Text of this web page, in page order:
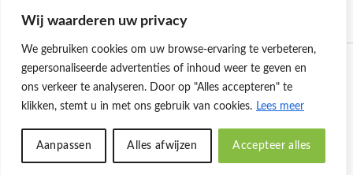
Wij waarderen uw privacy
We gebruiken cookies om uw browse-ervaring te verbeteren,
gepersonaliseerde advertenties of inhoud weer te geven en
ons verkeer te analyseren. Door op "Alles accepteren" te
klikken, stemt u in met ons gebruik van cookies. Lees meer
Aanpassen Alles afwijzen Accepteer alles
info@vitaminentotaal.nl
© 2026 -Vitaminentotaal.nl